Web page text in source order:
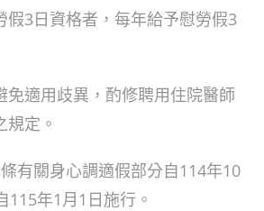
假3日資格者，每年給予慰勞假3
免適用歧異，酌修聘用住院醫師
定。
有關身心調適假部分自114年10
115年1月1日施行。